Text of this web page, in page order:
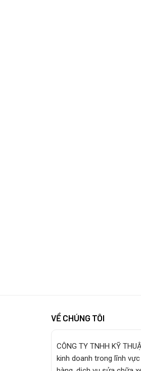
VỀ CHÚNG TÔI
CÔNG TY TNHH KỸ
kinh doanh trong lĩnh